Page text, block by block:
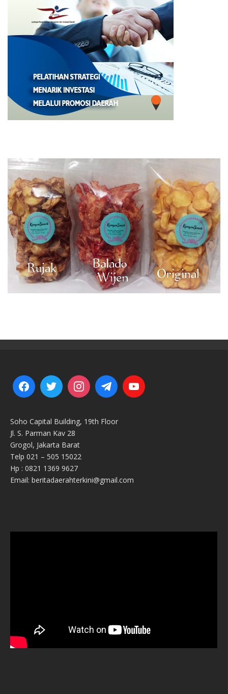
Soho Capital Building, 19th Floor
Jl. S. Parman Kav 28
Grogol, Jakarta Barat
Telp 021 – 505 15022
Hp : 0821 1369 9627
Email: beritadaerahterkini@gmail.com